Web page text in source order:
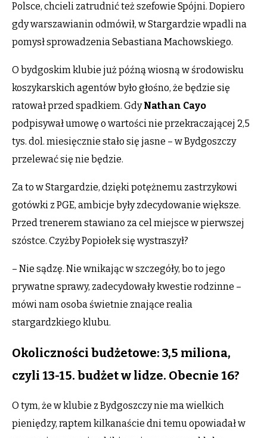
Polsce, chcieli zatrudnić też szefowie Spójni. Dopiero
gdy warszawianin odmówił, w Stargardzie wpadli na
pomysł sprowadzenia Sebastiana Machowskiego.
O bydgoskim klubie już późną wiosną w środowisku
koszykarskich agentów było głośno, że będzie się
ratował przed spadkiem. GdyNathan Cayo
podpisywał umowę o wartości nie przekraczającej 2,5
tys. dol. miesięcznie stało się jasne – w Bydgoszczy
przelewać się nie będzie.
Za to w Stargardzie, dzięki potężnemu zastrzykowi
gotówki z PGE, ambicje były zdecydowanie większe.
Przed trenerem stawiano za cel miejsce w pierwszej
szóstce. Czyżby Popiołek się wystraszył?
– Nie sądzę. Nie wnikając w szczegóły, bo to jego
prywatne sprawy, zadecydowały kwestie rodzinne –
mówi nam osoba świetnie znające realia
stargardzkiego klubu.
Okoliczności budżetowe: 3,5 miliona,
czyli 13-15. budżet w lidze. Obecnie 16?
O tym, że w klubie z Bydgoszczy nie ma wielkich
pieniędzy, raptem kilkanaście dni temu opowiadał w